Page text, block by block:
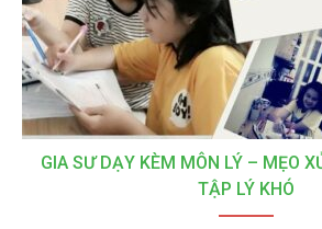
GIA SƯ DẠY KÈM MÔN LÝ – MẸO
TẬP LÝ KHÓ